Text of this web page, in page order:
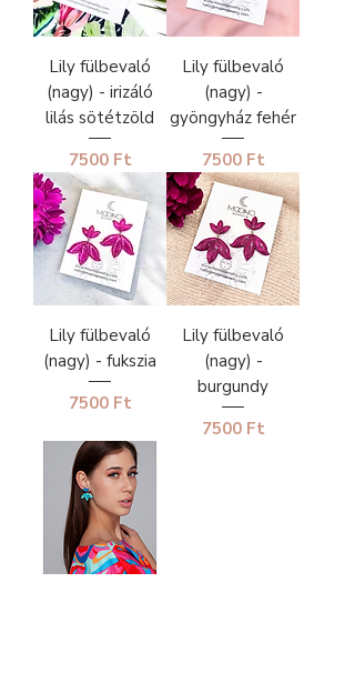
Lily fülbevaló
(nagy) - irizáló
lilás sötétzöld
Ár
7500 Ft
Lily fülbevaló
(nagy) -
gyöngyház fehér
Ár
7500 Ft
Lily fülbevaló
(nagy) - fukszia
Ár
7500 Ft
Lily fülbevaló
(nagy) -
burgundy
Ár
7500 Ft